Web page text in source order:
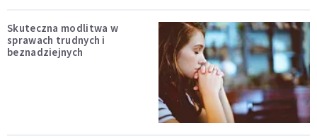
Skuteczna modlitwa w
sprawach trudnych i
beznadziejnych